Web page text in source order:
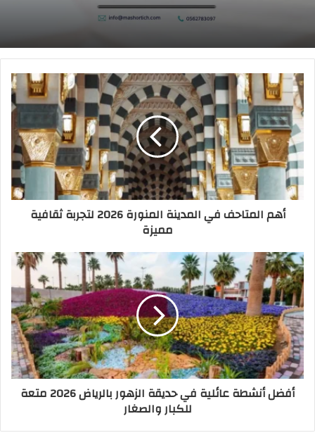
أهم المتاحف في المدينة المنورة 2026 لتجربة ثقافية
مميزة
أفضل أنشطة عائلية في حديقة الزهور بالرياض 2026 متعة
للكبار والصغار